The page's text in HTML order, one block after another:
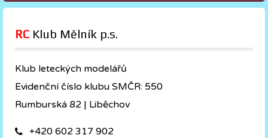
RC Klub Mělník p.s.
Klub leteckých modelářů
Evidenční číslo klubu SMČR: 550
Rumburská 82 | Liběchov
+420 602 317 902